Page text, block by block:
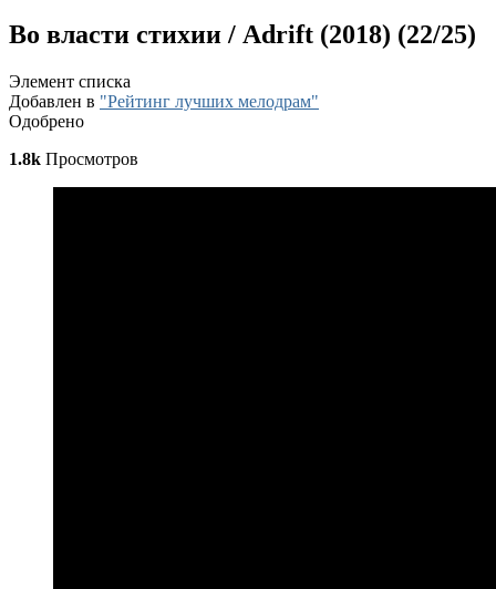
Во власти стихии / Adrift (2018) (22/25)
Элемент списка
Добавлен в "Рейтинг лучших мелодрам"
Одобрено
1.8k Просмотров